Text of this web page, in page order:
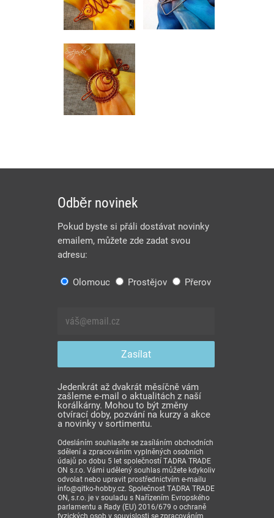
Odběr novinek
Pokud byste si přáli dostávat novinky
emailem, můžete zde zadat svou
adresu:
Olomouc Prostějov Přerov
Jedenkrát až dvakrát měsíčně vám
zašleme e-mail o aktualitách z naší
korálkárny. Mohou to být změny
otvírací doby, pozvání na kurzy a akce
a novinky v sortimentu.
Odesláním souhlasíte se zasíláním obchodních
sdělení a zpracováním vyplněných osobních
údajů po dobu 5 let společností TADRA TRADE
ON s.r.o. Vámi udělený souhlas můžete kdykoliv
odvolat nebo upravit prostřednictvím e-mailu
info@qitko-hobby.cz. Společnost TADRA TRADE
ON, s.r.o. je v souladu s Nařízením Evropského
parlamentu a Rady (EU) 2016/679 o ochraně
fyzických osob v souvislosti se zpracováním